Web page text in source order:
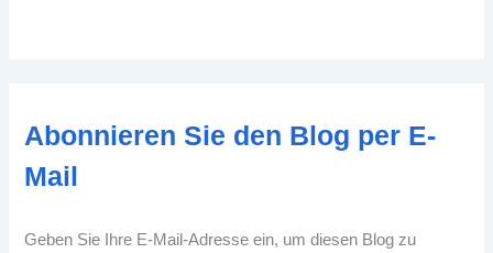
Abonnieren Sie den Blog per E-
Mail
Geben Sie Ihre E-Mail-Adresse ein, um diesen Blog zu